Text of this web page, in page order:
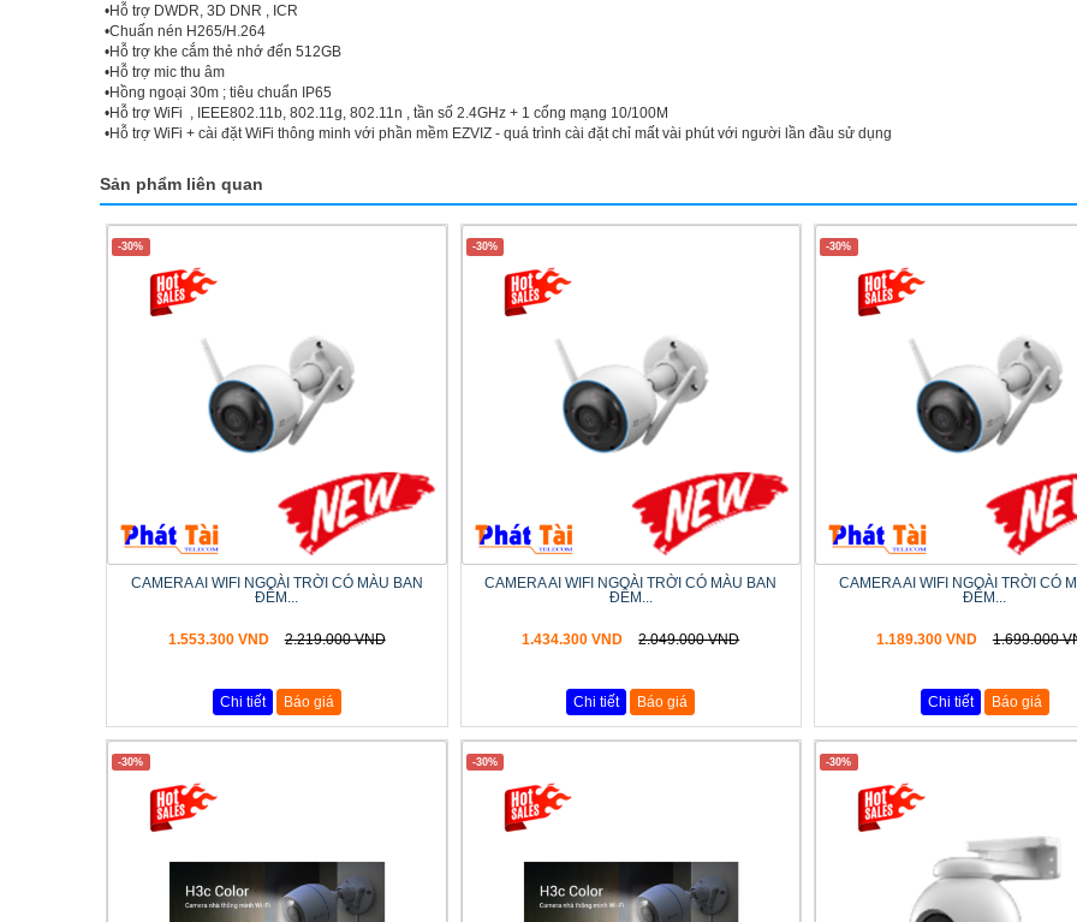
•Hỗ trợ DWDR, 3D DNR , ICR
•Chuấn nén H265/H.264
•Hỗ trợ khe cắm thẻ nhớ đến 512GB
•Hỗ trợ mic thu âm
•Hồng ngoại 30m ; tiêu chuẩn IP65
•Hỗ trợ WiFi , IEEE802.11b, 802.11g, 802.11n , tần số 2.4GHz + 1 cổng mạng 10/100M
•Hỗ trợ WiFi + cài đặt WiFi thông minh với phần mềm EZVIZ - quá trình cài đặt chỉ mất vài phút với người lần đầu sử dụng
Sản phẩm liên quan
-30%
CAMERA AI WIFI NGOÀI TRỜI CÓ MÀU BAN
ĐÊM...
1.553.300 VND 2.219.000 VND
Chi tiết Báo giá
-30%
CAMERA AI WIFI NGOÀI TRỜI CÓ MÀU BAN
ĐÊM...
1.434.300 VND 2.049.000 VND
Chi tiết Báo giá
-30%
CAMERA AI WIFI NGOÀI TRỜI CÓ
ĐÊM...
1.189.300 VND 1.699.000
Chi tiết Báo giá
-30% -30% -30%